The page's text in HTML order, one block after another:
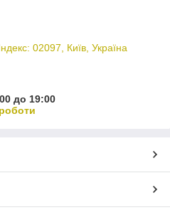
02097, Київ, Україна
до 19:00